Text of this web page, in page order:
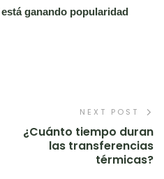
ganando popularidad
NEXT POST
¿Cuánto tiempo duran
las transferencias
térmicas?